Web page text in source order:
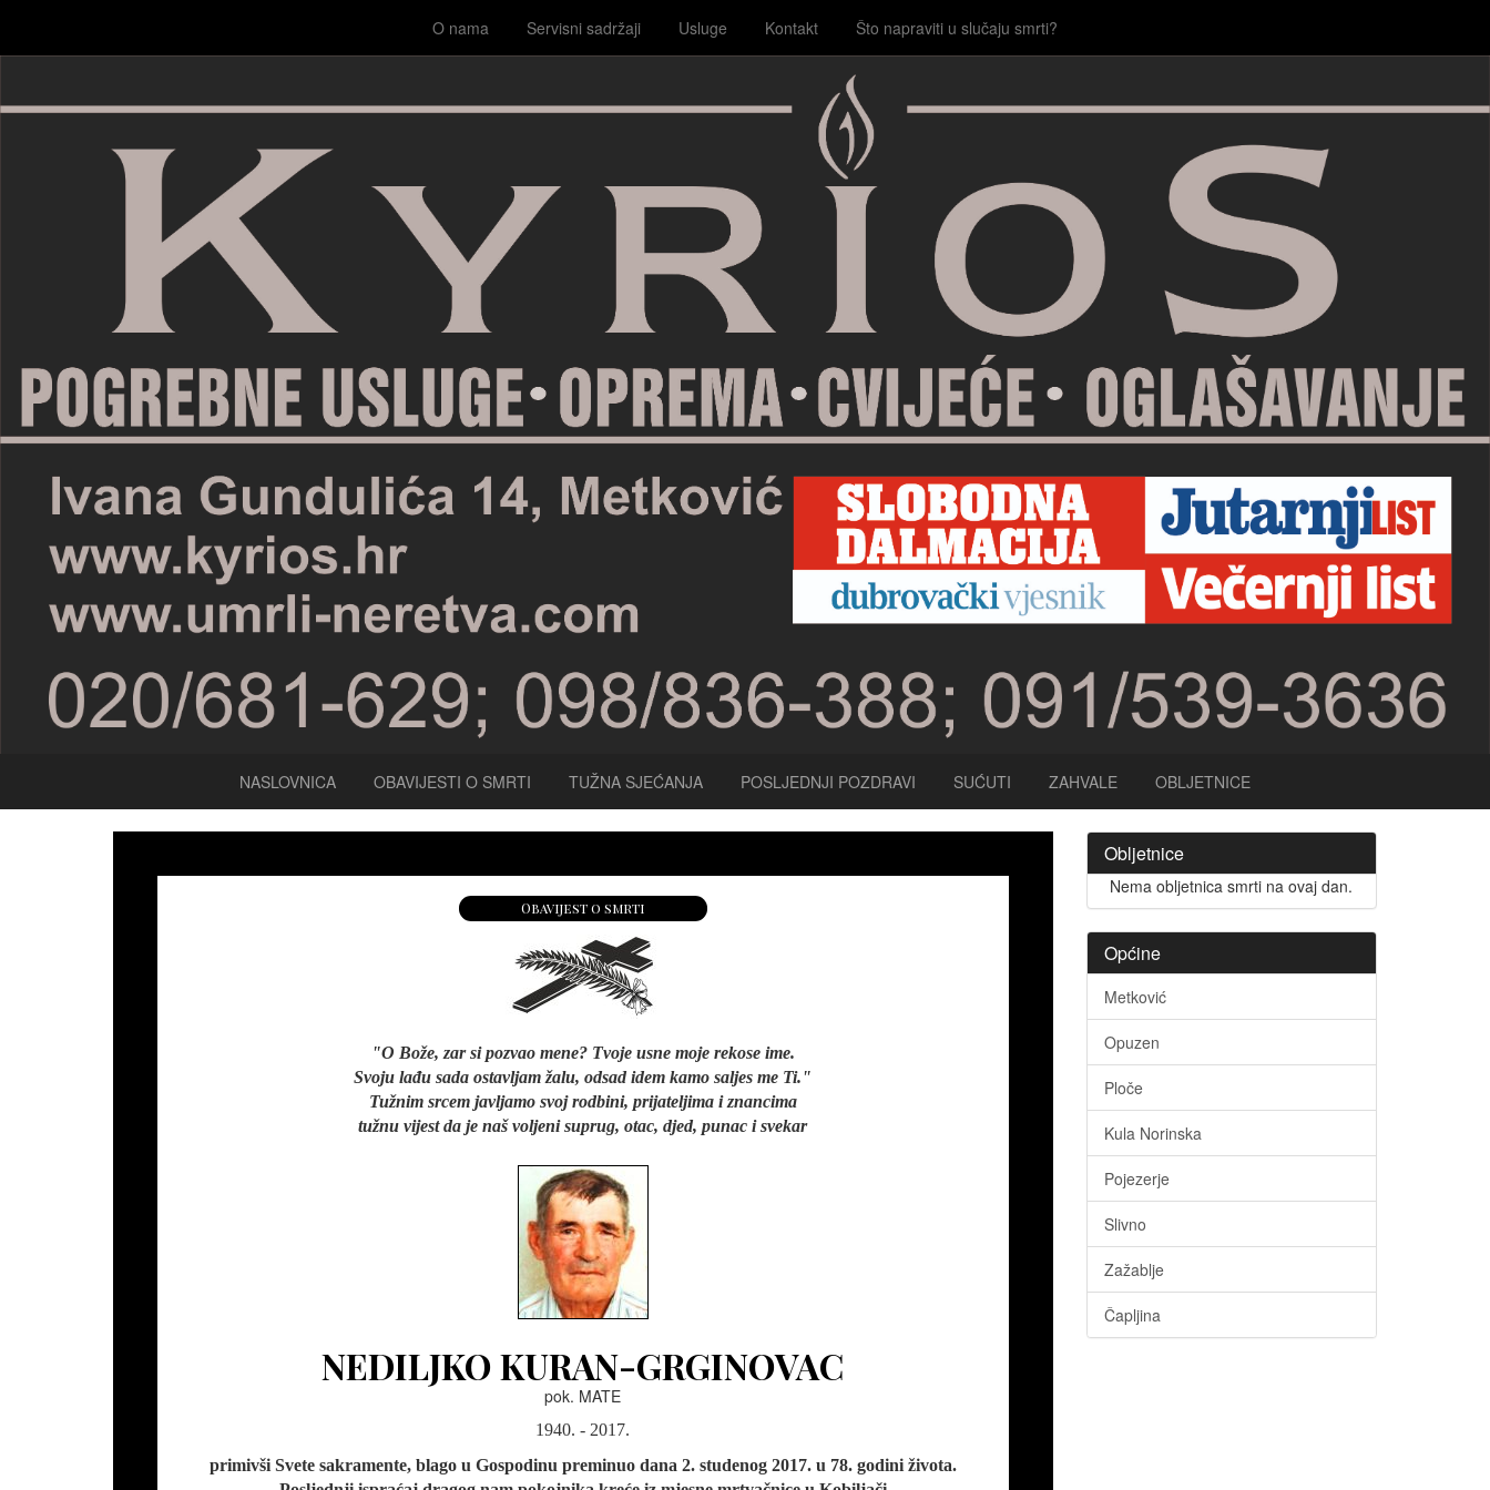
O nama Servisni sadržaji Usluge Kontakt Što napraviti u slučaju smrti?
NASLOVNICA OBAVIJESTI O SMRTI TUŽNA SJEĆANJA POSLJEDNJI POZDRAVI SUĆUTI ZAHVALE OBLJETNICE
Obavijest o smrti
"O Bože, zar si pozvao mene? Tvoje usne moje rekose ime.
Svoju lađu sada ostavljam žalu, odsad idem kamo saljes me Ti."
Tužnim srcem javljamo svoj rodbini, prijateljima i znancima
tužnu vijest da je naš voljeni suprug, otac, djed, punac i svekar
NEDILJKO KURAN-GRGINOVAC
pok. MATE
1940. - 2017.
primivši Svete sakramente, blago u Gospodinu preminuo dana 2. studenog 2017. u 78. godini života.
Obljetnice
Nema obljetnica smrti na ovaj dan.
Općine
Metković
Opuzen
Ploče
Kula Norinska
Pojezerje
Slivno
Zažablje
Čapljina